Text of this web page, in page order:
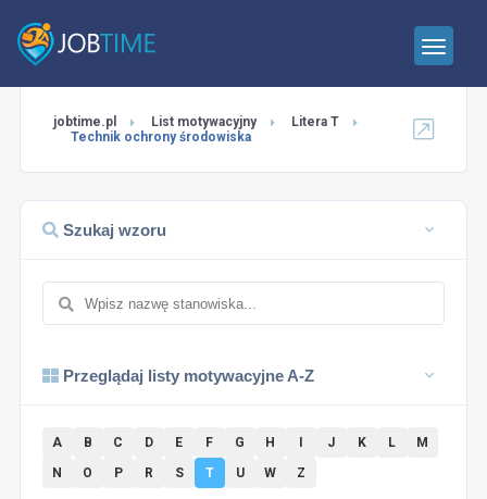
jobtime.pl List motywacyjny
Litera T
Technik ochrony środowiska
Szukaj wzoru
Przeglądaj listy motywacyjne A-Z
A B C D E F G H J K L
M
N
O P R S T U W Z